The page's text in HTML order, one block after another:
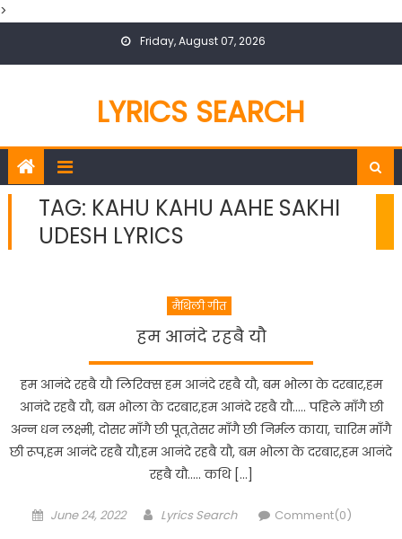
>
Friday, August 07, 2026
LYRICS SEARCH
TAG: KAHU KAHU AAHE SAKHI
UDESH LYRICS
मैथिली गीत
हम आनंदे रहबै यौ
हम आनंदे रहबै यौ लिरिक्स हम आनंदे रहबै यौ, बम भोला के दरबार,हम
आनंदे रहबै यौ, बम भोला के दरबार,हम आनंदे रहबै यौ….. पहिले माँगै छी
अन्न धन लक्ष्मी, दोसर माँगै छी पूत,तेसर माँगै छी निर्मल काया, चारिम माँगै
छी रूप,हम आनंदे रहबै यौ,हम आनंदे रहबै यौ, बम भोला के दरबार,हम आनंदे
रहबै यौ….. कथि […]
Posted
June 24, 2022 Author
Lyrics Search Comment(0)